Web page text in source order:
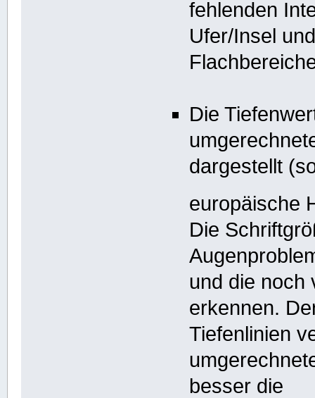
fehlenden
Ufer/Insel
Die
dargestellt
europäische
Die
und die noch
erkennen.
Tiefenlinien
besser die